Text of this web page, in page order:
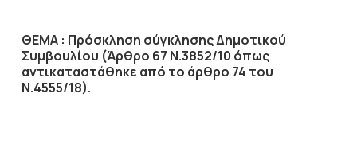
ΘΕΜΑ : Πρόσκληση σύγκλησης Δημοτικού
Συμβουλίου (Άρθρο 67 Ν.3852/10 όπως
αντικαταστάθηκε από το άρθρο 74 του
Ν.4555/18).